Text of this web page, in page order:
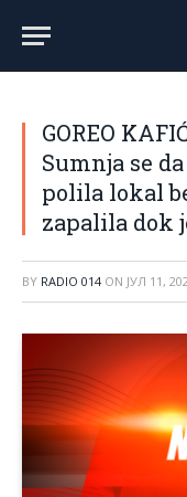
GOREO
Sumnja se
polila lokal
zapalila dok
BY RADIO 014 ON ЈУЛ 11,